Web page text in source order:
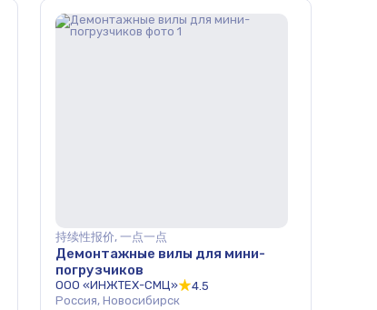
持续性报价, 一点一点
Демонтажные вилы для мини-
погрузчиков
ООО «ИНЖТЕХ-СМЦ»
4.5
Россия, Новосибирск